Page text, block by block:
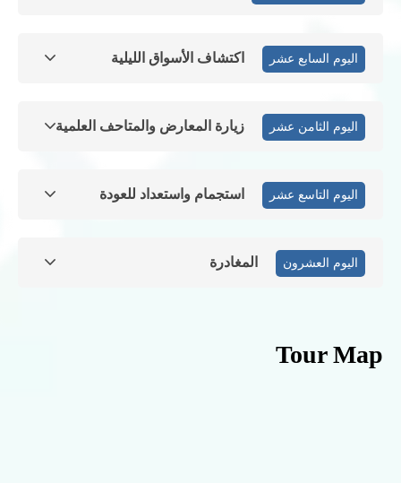
اليوم السابع عشر اكتشاف الأسواق الليلية
اليوم الثامن عشر زيارة المعارض والمتاحف العلمية
اليوم التاسع عشر استجمام واستعداد للعودة
اليوم العشرون المغادرة
Tour Map